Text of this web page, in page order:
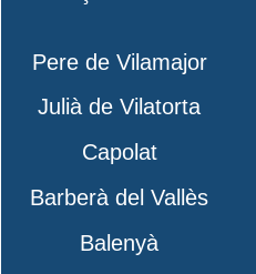
Pere de Vilamajor
Julià de Vilatorta
Capolat
Barberà del Vallès
Balenyà